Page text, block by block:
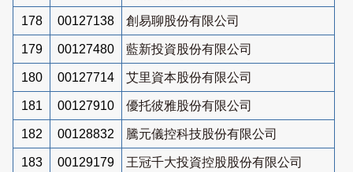
178 00127138 創易聊股份有限公司
179 00127480 藍新投資股份有限公司
180 00127714 艾里資本股份有限公司
181 00127910 優托彼雅股份有限公司
182 00128832 騰元儀控科技股份有限公司
183 00129179 王冠千大投資控股股份有限公司